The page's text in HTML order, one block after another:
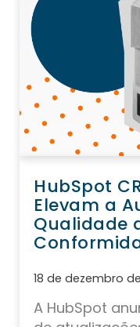
HubSpot
Elevam a
Qualidade
18 de dezembro
A HubSpot